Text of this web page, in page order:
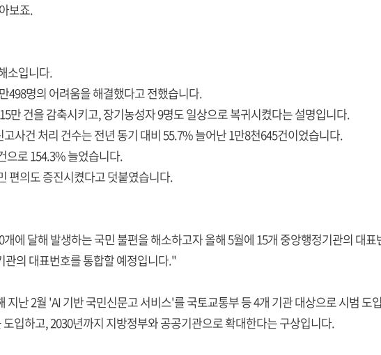
보죠.
소입니다.
498명의 어려움을 해결했다고 전했습니다.
만 건을 감축시키고, 장기농성자 9명도 일상으로 복귀시켰다는 설명입니다.
사건 처리 건수는 전년 동기 대비 55.7% 늘어난 1만8천645건이었습니다.
으로 154.3% 늘었습니다.
편의도 증진시켰다고 덧붙였습니다.
에 달해 발생하는 국민 불편을 해소하고자 올해 5월에 15개 중앙행정기관의 대
관의 대표번호를 통합할 예정입니다."
지난 2월 'AI 기반 국민신문고 서비스'를 국토교통부 등 4개 기관 대상으로 시범 도
입하고, 2030년까지 지방정부와 공공기관으로 확대한다는 구상입니다.